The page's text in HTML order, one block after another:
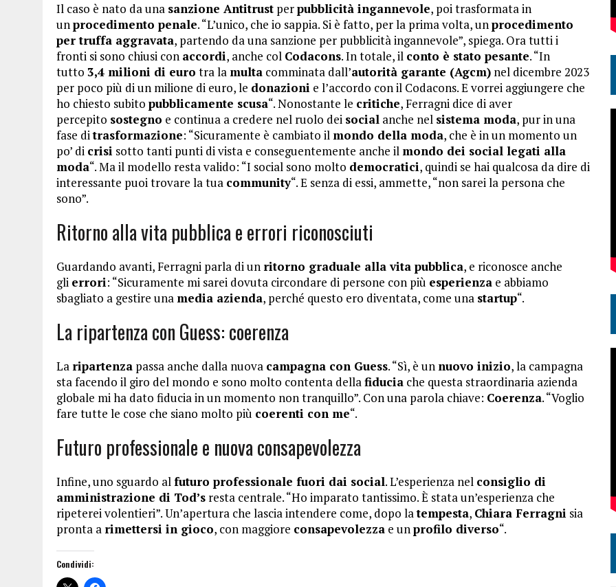
Il caso è nato da una sanzione Antitrust perpubblicità ingannevole, poi trasformata in
unprocedimento penale. “L’unico, che io sappia. Si è fatto, per la prima volta, unprocedimento
per truffa aggravata, partendo da una sanzione per pubblicità ingannevole”, spiega. Ora tutti i
fronti si sono chiusi con accordi, anche col Codacons. In totale, il conto è stato pesante. “In
tutto 3,4 milioni di euro tra la multa comminata dall’autorità garante (Agcm) nel dicembre 2023
per poco più di un milione di euro, le donazioni e l’accordo con il Codacons. E vorrei aggiungere che
ho chiesto subito pubblicamente scusa“. Nonostante le critiche, Ferragni dice di aver
percepito sostegno e continua a credere nel ruolo dei social anche nel sistema moda, pur in una
fase ditrasformazione: “Sicuramente è cambiato il mondo della moda, che è in un momento un
po’ di crisi sotto tanti punti di vista e conseguentemente anche il mondo dei social legati alla
moda“. Ma il modello resta valido: “I social sono molto democratici, quindi se hai qualcosa da dire di
interessante puoi trovare la tua community“. E senza di essi, ammette, “non sarei la persona che
sono”.
Ritorno alla vita pubblica e errori riconosciuti
Guardando avanti, Ferragni parla di un ritorno graduale alla vita pubblica, e riconosce anche
gli errori: “Sicuramente mi sarei dovuta circondare di persone con più esperienza e abbiamo
sbagliato a gestire una media azienda, perché questo ero diventata, come una startup“.
La ripartenza con Guess: coerenza
La ripartenza passa anche dalla nuova campagna con Guess. “Sì, è un nuovo inizio, la campagna
sta facendo il giro del mondo e sono molto contenta dellafiducia che questa straordinaria azienda
globale mi ha dato fiducia in un momento non tranquillo”. Con una parola chiave: Coerenza. “Voglio
fare tutte le cose che siano molto più coerenti con me“.
Futuro professionale e nuova consapevolezza
Infine, uno sguardo alfuturo professionale fuori dai social. L’esperienza nel consiglio di
amministrazione di Tod’s resta centrale. “Ho imparato tantissimo. È stata un’esperienza che
ripeterei volentieri”. Un’apertura che lascia intendere come, dopo latempesta, Chiara Ferragni sia
pronta a rimettersi in gioco, con maggiore consapevolezza e unprofilo diverso“.
Condividi: